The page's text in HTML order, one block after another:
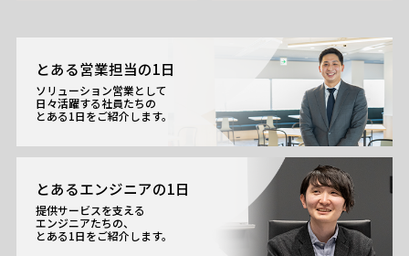
とある営業担当の1日
ソリューション営業として
日々活躍する社員たちの
とある1日をご紹介します。
とあるエンジニアの1日
提供サービスを支える
エンジニアたちの、
とある1日をご紹介します。